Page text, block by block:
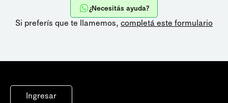
¿Necesitás ayuda?
Si preferís que te llamemos, completá este formulario
Ingresar